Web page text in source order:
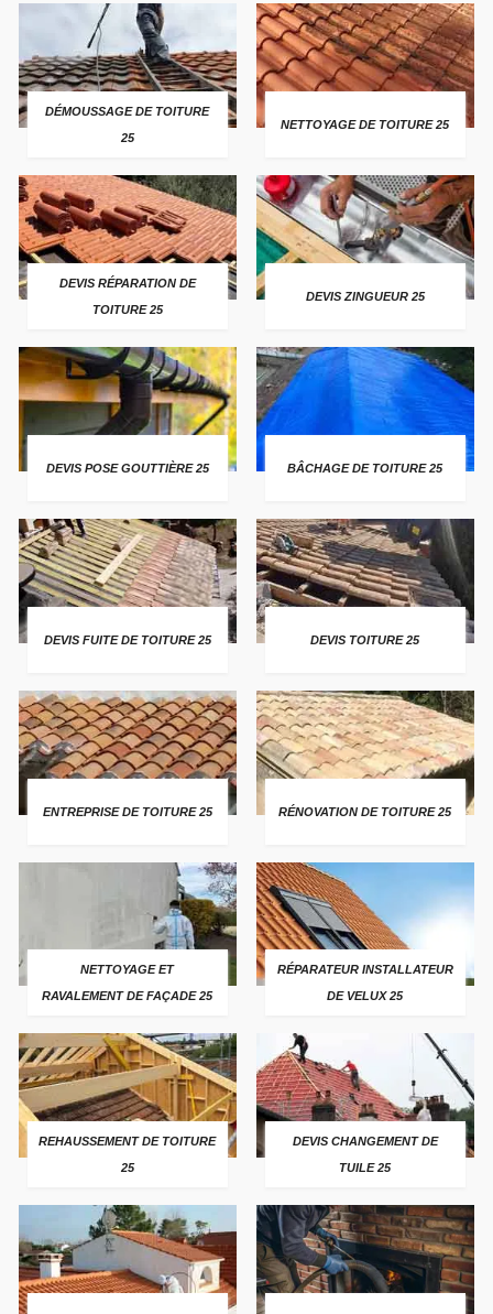
DÉMOUSSAGE DE TOITURE
25
NETTOYAGE DE TOITURE 25
DEVIS RÉPARATION DE
TOITURE 25
DEVIS ZINGUEUR 25
DEVIS POSE GOUTTIÈRE 25 BÂCHAGE DE TOITURE 25
DEVIS FUITE DE TOITURE 25 DEVIS TOITURE 25
ENTREPRISE DE TOITURE 25 RÉNOVATION DE TOITURE 25
NETTOYAGE ET
RAVALEMENT DE FAÇADE 25
RÉPARATEUR INSTALLATEUR
DE VELUX 25
REHAUSSEMENT DE TOITURE
25
DEVIS CHANGEMENT DE
TUILE 25